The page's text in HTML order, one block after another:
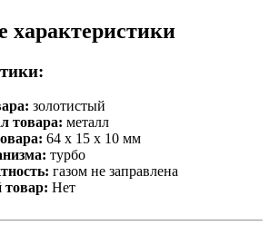
характеристики
золотистый
товара: металл
64 x 15 x 10 мм
турбо
газом не заправлена
Нет